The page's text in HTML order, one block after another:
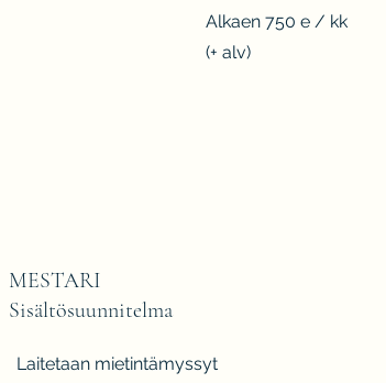
Alkaen 750 e / kk
(+ alv)
MESTARI
Sisältösuunnitelma
Laitetaan mietintämyssyt